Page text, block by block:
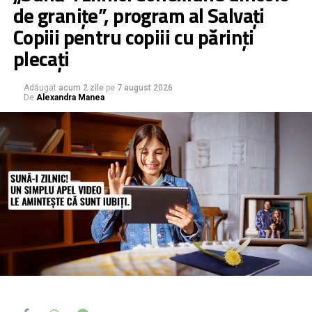
de granițe”, program al Salvați
Copiii pentru copiii cu părinți
plecați
Adăugat acum 2 zile pe 7 august 2026
De Alexandra Manea